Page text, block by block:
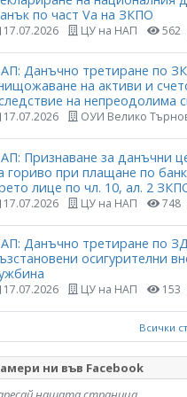
по част Vа на ЗКПО
17.07.2026 ЦУ на НАП 562
Данъчно третиране по
на активи и
на непреодолима
17.07.2026 ОУИ Велико
Признаване за данъчни
гориво при плащане по
лице по чл. 10, ал. 2
17.07.2026 ЦУ на НАП 748
Данъчно третиране по
осигурителни
17.07.2026 ЦУ на НАП 153
Всички
ни във Facebook